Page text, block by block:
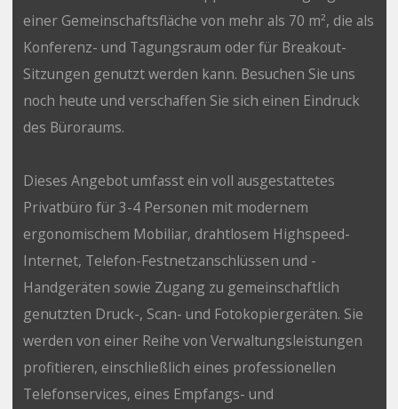
einer Gemeinschaftsfläche von mehr als 70 m², die als
Konferenz- und Tagungsraum oder für Breakout-
Sitzungen genutzt werden kann. Besuchen Sie uns
noch heute und verschaffen Sie sich einen Eindruck
des Büroraums.
Dieses Angebot umfasst ein voll ausgestattetes
Privatbüro für 3-4 Personen mit modernem
ergonomischem Mobiliar, drahtlosem Highspeed-
Internet, Telefon-Festnetzanschlüssen und -
Handgeräten sowie Zugang zu gemeinschaftlich
genutzten Druck-, Scan- und Fotokopiergeräten. Sie
werden von einer Reihe von Verwaltungsleistungen
profitieren, einschließlich eines professionellen
Telefonservices, eines Empfangs- und